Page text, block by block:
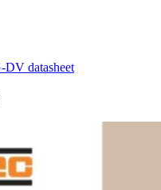
DV datasheet